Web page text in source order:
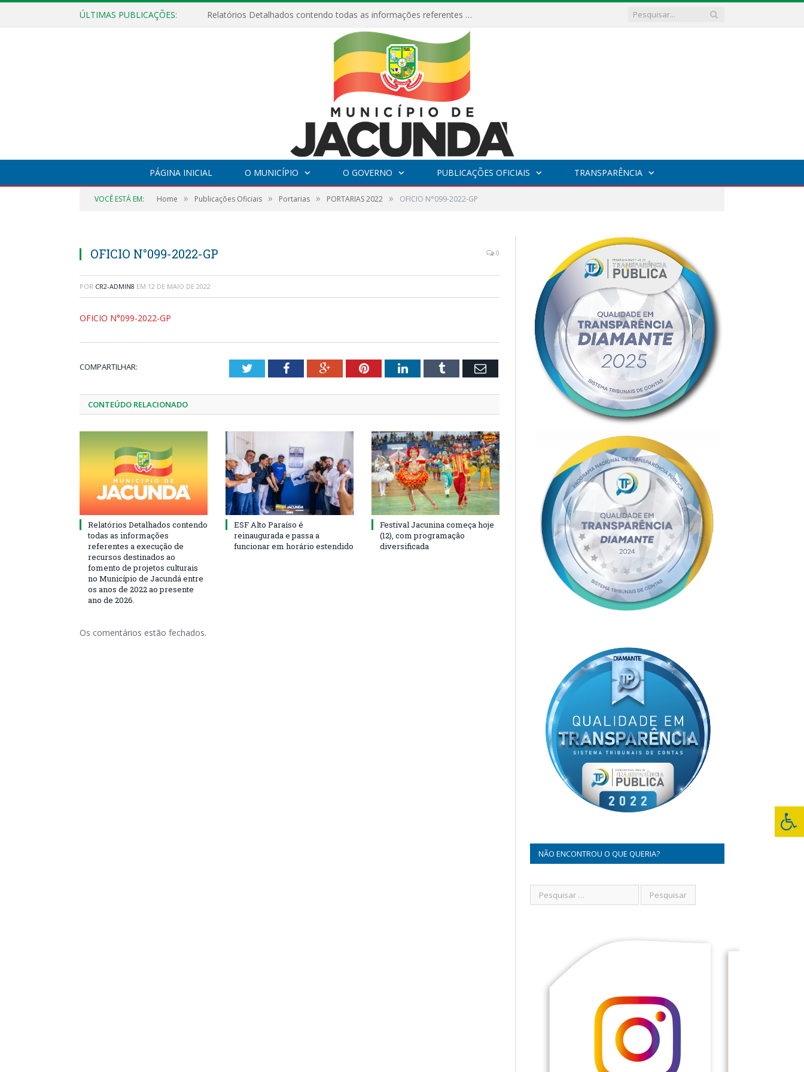
ÚLTIMAS PUBLICAÇÕES: Relatórios Detalhados contendo todas as informações referentes a execução de recursos destinados ao fomento de projetos culturais no Município de Jacundá entre os anos de 2022 ao presente ano de 2026.
PÁGINA INICIAL O MUNICÍPIO O GOVERNO PUBLICAÇÕES OFICIAIS TRANSPARÊNCIA
VOCÊ ESTÁ EM: Home » Publicações Oficiais » Portarias » PORTARIAS 2022 » OFICIO N°099-2022-GP
OFICIO N°099-2022-GP 0
POR CR2-ADMIN8 EM 12 DE MAIO DE 2022
OFICIO N°099-2022-GP
COMPARTILHAR: TwitterFacebookGoogle+PinterestLinkedInTumblr Email
CONTEÚDO RELACIONADO
Relatórios Detalhados contendo
todas as informações
referentes a execução de
recursos destinados ao
fomento de projetos culturais
no Município de Jacundá entre
os anos de 2022 ao presente
ano de 2026.
ESF Alto Paraíso é
reinaugurada e passa a
funcionar em horário estendido
Festival Jacunina começa hoje
(12), com programação
diversificada
Os comentários estão fechados.
NÃO ENCONTROU O QUE QUERIA?